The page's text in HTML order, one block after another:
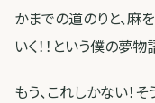
かまでの道のりと、麻
いく！！という僕の夢
もう、これしかない！そ